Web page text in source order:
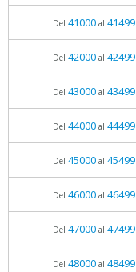
Del 41000al 41499
Del 42000al 42499
Del 43000al 43499
Del 44000al 44499
Del 45000al 45499
Del 46000al 46499
Del 47000al 47499
Del 48000al 48499